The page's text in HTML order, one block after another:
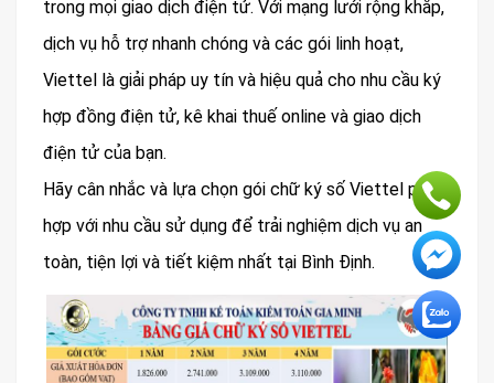
trong mọi giao dịch điện tử. Với mạng lưới rộng khắp,
dịch vụ hỗ trợ nhanh chóng và các gói linh hoạt,
Viettel là giải pháp uy tín và hiệu quả cho nhu cầu ký
hợp đồng điện tử, kê khai thuế online và giao dịch
điện tử của bạn.
Hãy cân nhắc và lựa chọn gói chữ ký số Viettel phù
hợp với nhu cầu sử dụng để trải nghiệm dịch vụ an
toàn, tiện lợi và tiết kiệm nhất tại Bình Định.